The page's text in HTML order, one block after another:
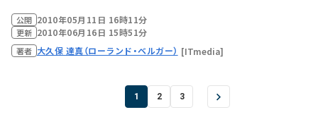
公開 2010年05月11日 16時11分
更新 2010年06月16日 15時51分
著者 大久保 達真（ローランド・ベルガー） [ITmedia]
1 2 3